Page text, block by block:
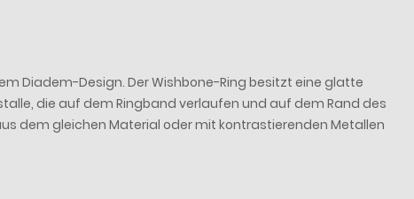
Diadem-Design. Der Wishbone-Ring besitzt eine glatte
die auf dem Ringband verlaufen und auf dem Rand des
dem gleichen Material oder mit kontrastierenden Metallen